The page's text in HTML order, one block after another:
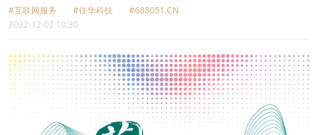
万达信息(300168.CN)涨13.18%报10.39元，易华录(300212.CN)涨
12.73%报27.1元，卓创资讯(301299.CN)涨11.49%报43.86元，慧辰
10.01%报15.6元，金桥信息(603918.CN)涨10.00%报8.47元。
#互联网服务 #佳华科技
#688051.CN
2022-12-02 10:30